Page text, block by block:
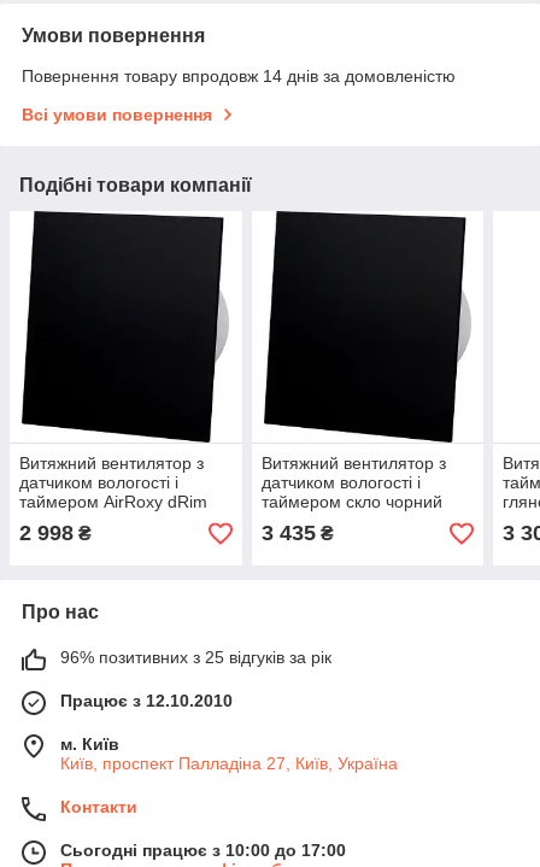
Умови повернення
Повернення товару впродовж 14 днів за домовленістю
Всі умови повернення
Подібні товари компанії
Витяжний вентилятор з
датчиком вологості і
таймером AirRoxy dRim
125 чорний мат із
зворотним клапаном
2 998 ₴
Витяжний вентилятор з
датчиком вологості і
таймером скло чорний
глянець AirRoxy dRim 125
із зворотним клапаном
3 435₴
із
3
Про нас
96% позитивних з 25 відгуків за рік
Працює з 12.10.2010
м. Київ
Київ, проспект Палладіна 27, Київ, Україна
Контакти
Сьогодні працює з 10:00 до 17:00